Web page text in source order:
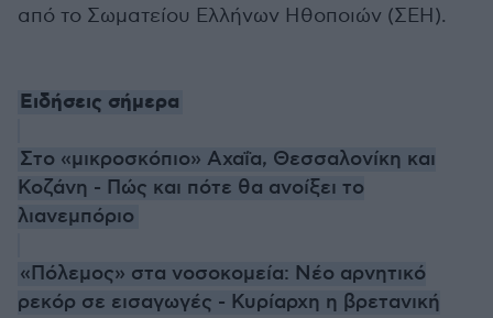
από το Σωματείου Ελλήνων Ηθοποιών (ΣΕΗ).
Ειδήσεις σήμερα
Στο «μικροσκόπιο» Αχαΐα, Θεσσαλονίκη και
Κοζάνη - Πώς και πότε θα ανοίξει το
λιανεμπόριο
«Πόλεμος» στα νοσοκομεία: Νέο αρνητικό
ρεκόρ σε εισαγωγές - Κυρίαρχη η βρετανική